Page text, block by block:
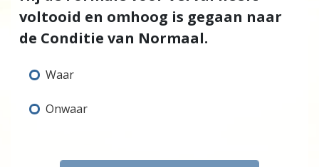
voltooid en omhoog is gegaan naar
de Conditie van Normaal.
Waar
Onwaar